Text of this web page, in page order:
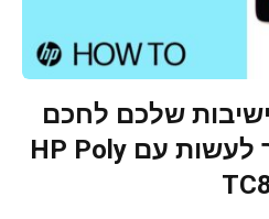
שלכם לחכם
באמת- מה אפשר לעשות עם HP Poly